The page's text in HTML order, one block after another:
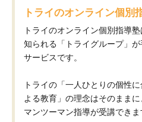
トライのオンライン個別
トライのオンライン個別指導
知られる「トライグループ」
サービスです。
トライの「一人ひとりの個性
よる教育」の理念はそのまま
マンツーマン指導が受講できま